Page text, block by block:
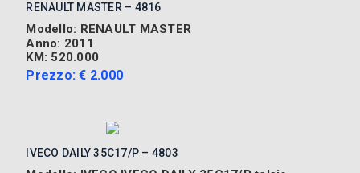
RENAULT MASTER – 4816
Modello: RENAULT MASTER
Anno: 2011
KM: 520.000
Prezzo: € 2.000
IVECO DAILY 35C17/P – 4803